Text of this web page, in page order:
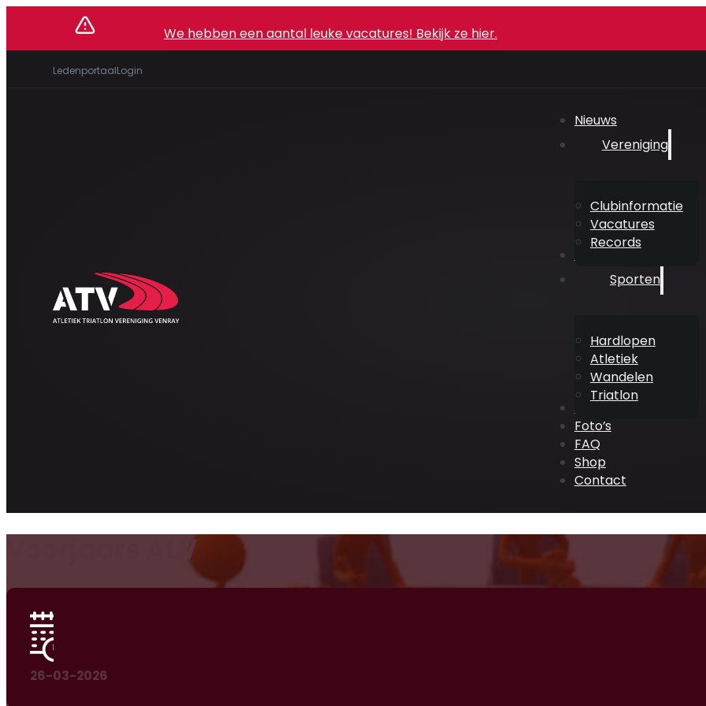
We hebben een aantal leuke vacatures! Bekijk ze hier.
LedenportaalLogin
Nieuws
Vereniging
Clubinformatie
Vacatures
Records
Sporten
Hardlopen
Atletiek
Wandelen
Triatlon
Foto’s
FAQ
Shop
Contact
Voorjaars ALV
26-03-2026